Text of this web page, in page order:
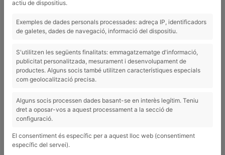
3 consells...
actiu de dispositius.
Exemples de dades personals processades: adreça IP, identificadors
de galetes, dades de navegació, informació del dispositiu.
S'utilitzen les següents finalitats: emmagatzematge d'informació,
publicitat personalitzada, mesurament i desenvolupament de
productes. Alguns socis també utilitzen característiques especials
com geolocalització precisa.
Alguns socis processen dades basant-se en interès legítim. Teniu
dret a oposar-vos a aquest processament a la secció de
configuració.
El consentiment és específic per a aquest lloc web (consentiment
específic del servei).